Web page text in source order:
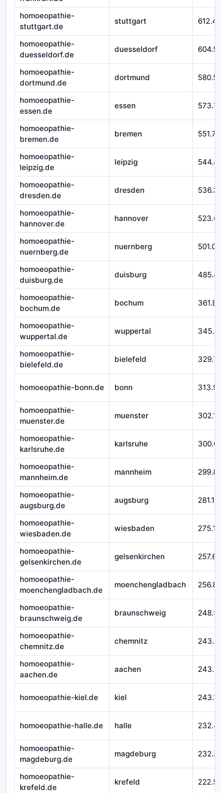
homoeopathie-
stuttgart.de
stuttgart
homoeopathie-
duesseldorf.de
duesseldorf
homoeopathie-
dortmund.de
dortmund
homoeopathie-
essen.de
essen
homoeopathie-
bremen.de
bremen
homoeopathie-
leipzig.de
leipzig
homoeopathie-
dresden.de
dresden
homoeopathie-
hannover.de
hannover
homoeopathie-
nuernberg.de
nuernberg
homoeopathie-
duisburg.de
duisburg
homoeopathie-
bochum.de
bochum
homoeopathie-
wuppertal.de
wuppertal
homoeopathie-
bielefeld.de
bielefeld
homoeopathie-bonn.de bonn
homoeopathie-
muenster.de
muenster
homoeopathie-
karlsruhe.de
karlsruhe
homoeopathie-
mannheim.de
mannheim
homoeopathie-
augsburg.de
augsburg 281.111
homoeopathie-
wiesbaden.de
wiesbaden
homoeopathie-
gelsenkirchen.de
gelsenkirchen
homoeopathie-
moenchengladbach.de
moenchengladbach
homoeopathie-
braunschweig.de
braunschweig
homoeopathie-
chemnitz.de
chemnitz
homoeopathie-
aachen.de
aachen
homoeopathie-kiel.de kiel
homoeopathie-halle.de halle
homoeopathie-
magdeburg.de
magdeburg
homoeopathie-
krefeld.de
krefeld